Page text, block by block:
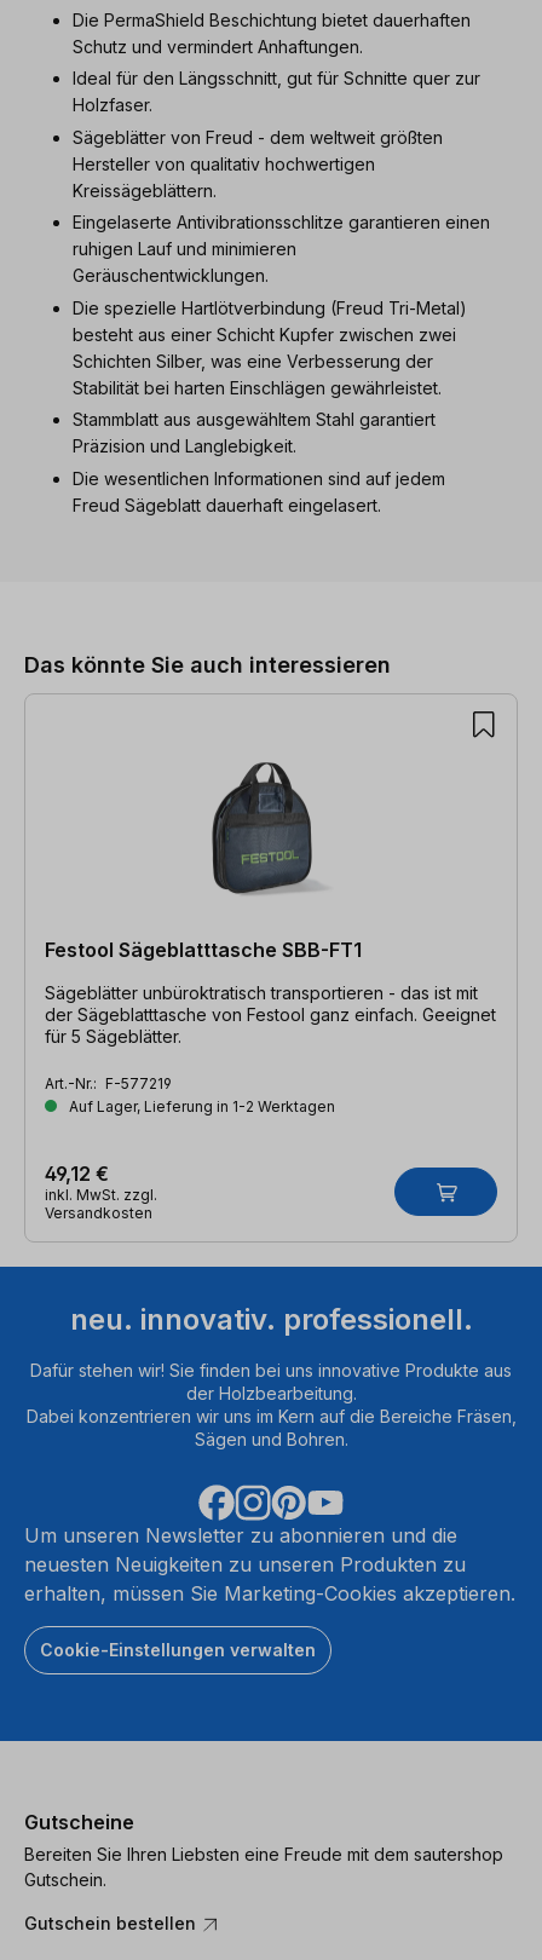
Die PermaShield Beschichtung bietet dauerhaften
Schutz und vermindert Anhaftungen.
Ideal für den Längsschnitt, gut für Schnitte quer zur
Holzfaser.
Sägeblätter von Freud - dem weltweit größten
Hersteller von qualitativ hochwertigen
Kreissägeblättern.
Eingelaserte Antivibrationsschlitze garantieren einen
ruhigen Lauf und minimieren
Geräuschentwicklungen.
Die spezielle Hartlötverbindung (Freud Tri-Metal)
besteht aus einer Schicht Kupfer zwischen zwei
Schichten Silber, was eine Verbesserung der
Stabilität bei harten Einschlägen gewährleistet.
Stammblatt aus ausgewähltem Stahl garantiert
Präzision und Langlebigkeit.
Die wesentlichen Informationen sind auf jedem
Freud Sägeblatt dauerhaft eingelasert.
Das könnte Sie auch interessieren
Festool Sägeblatttasche SBB-FT1
Sägeblätter unbüroktratisch transportieren - das ist mit
der Sägeblatttasche von Festool ganz einfach. Geeignet
für 5 Sägeblätter.
Art.-Nr.: F-577219
Auf Lager, Lieferung in 1-2 Werktagen
49,12 €
inkl. MwSt. zzgl.
Versandkosten
neu. innovativ. professionell.
Dafür stehen wir! Sie finden bei uns innovative Produkte aus
der Holzbearbeitung.
Dabei konzentrieren wir uns im Kern auf die Bereiche Fräsen,
Sägen und Bohren.
Um unseren Newsletter zu abonnieren und die
neuesten Neuigkeiten zu unseren Produkten zu
erhalten, müssen Sie Marketing-Cookies akzeptieren.
Cookie-Einstellungen verwalten
Gutscheine
Bereiten Sie Ihren Liebsten eine Freude mit dem sautershop
Gutschein.
Gutschein bestellen